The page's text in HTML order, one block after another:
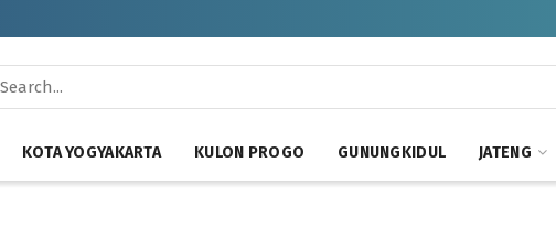
KOTA YOGYAKARTA KULON PROGO GUNUNGKIDUL JATENG